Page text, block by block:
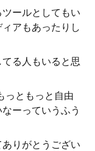
ールとしてもい
アもあったりし
る人もいると思
っともっと自由
ーっていうふう
りがとうござい